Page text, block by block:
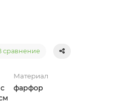
сравнение
Материал
фарфор